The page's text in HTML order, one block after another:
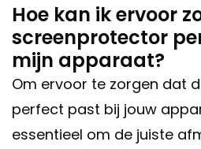
Hoe kan ik ervoor
screenprotector
mijn apparaat?
Om ervoor te zorgen dat
perfect past bij jouw
essentieel om de juiste